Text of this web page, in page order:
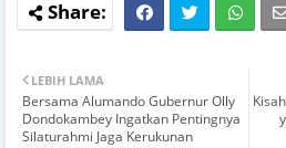
LEBIH LAMA
Bersama Alumando Gubernur Olly
Dondokambey Ingatkan Pentingnya
Silaturahmi Jaga Kerukunan